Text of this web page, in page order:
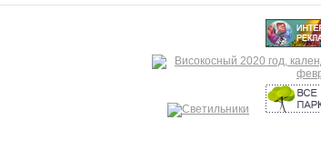
ответственность за
двойной теракт в
Ираке, жертвами
которого стали 50
человек, а ранения
получили более 80